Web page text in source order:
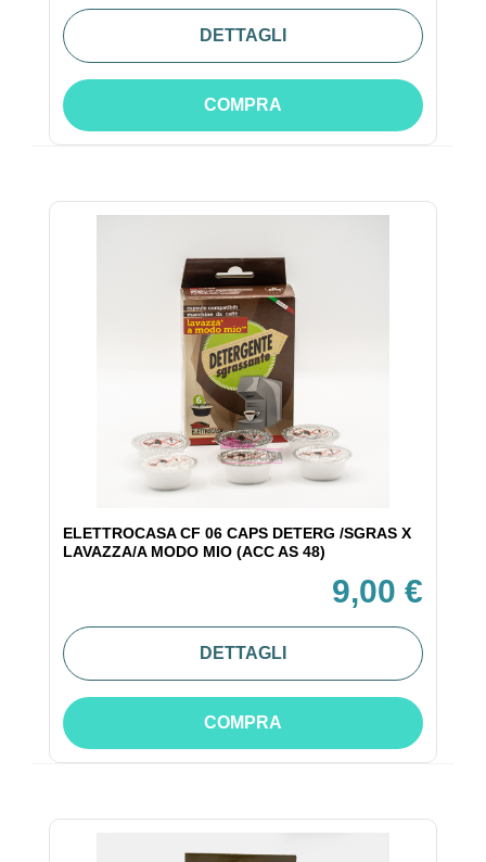
DETTAGLI
COMPRA
ELETTROCASA CF 06 CAPS DETERG /SGRAS X
LAVAZZA/A MODO MIO (ACC AS 48)
9,00 €
DETTAGLI
COMPRA